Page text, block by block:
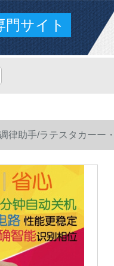
門サイト
律助手/ラテスタカーー